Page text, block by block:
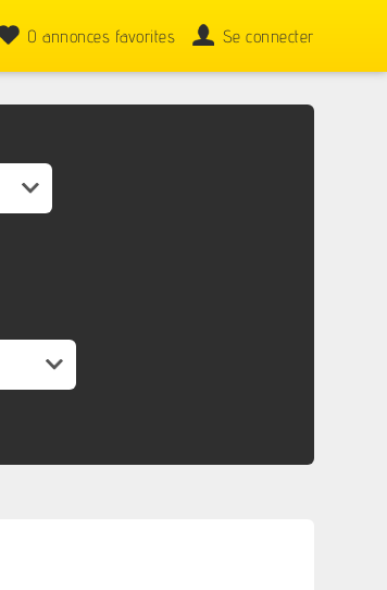
0 annonces favorites Se connecter